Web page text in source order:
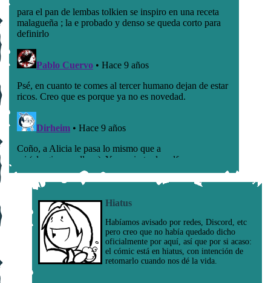
Hiatus
Habíamos avisado por redes, Discord, etc
pero creo que no había quedado dicho
oficialmente por aquí, así que por si acaso:
el cómic está en hiatus, con intención de
retomarlo cuando nos dé la vida.